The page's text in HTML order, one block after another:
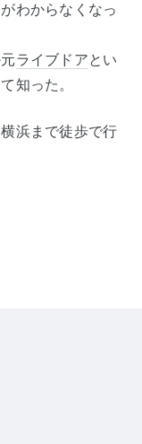
わからなくなっ
ライブドアとい
知った。
浜まで徒歩で行